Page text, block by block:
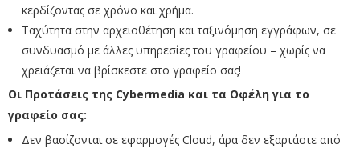
κερδίζοντας σε χρόνο και χρήμα.
Ταχύτητα στην αρχειοθέτηση και ταξινόμηση εγγράφων, σε
συνδυασμό με άλλες υπηρεσίες του γραφείου – χωρίς να
χρειάζεται να βρίσκεστε στο γραφείο σας!
Οι Προτάσεις της Cybermedia και τα Οφέλη για το
γραφείο σας:
Δεν βασίζονται σε εφαρμογές Cloud, άρα δεν εξαρτάστε από